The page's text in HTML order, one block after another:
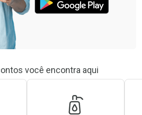
você encontra aqui